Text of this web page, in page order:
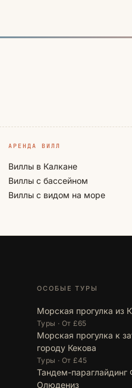
АРЕНДА ВИЛЛ
Виллы в Калкане
Виллы с бассейном
Виллы с видом на море
ОСОБЫЕ ТУРЫ
Морская прогулка из
Туры · От £65
Морская прогулка к
городу Кекова
Туры · От £45
Тандем-параглайдинг
Олюдениз